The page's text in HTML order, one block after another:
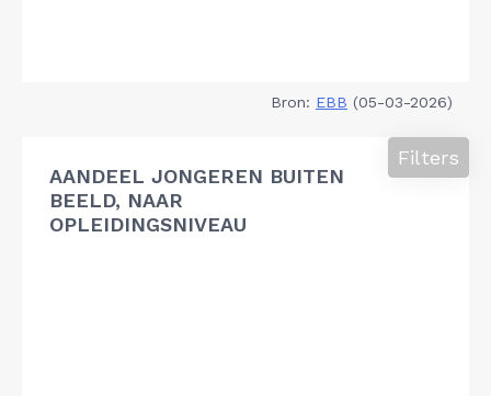
Bron: EBB (05-03-2026)
AANDEEL JONGEREN BUITEN
BEELD, NAAR
OPLEIDINGSNIVEAU
Filters